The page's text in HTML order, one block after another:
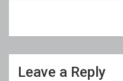
Leave a Reply